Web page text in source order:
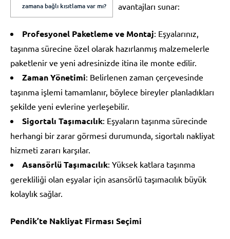
zamana bağlı kısıtlama var mı?
avantajları sunar:
Profesyonel Paketleme ve Montaj: Eşyalarınız,
taşınma sürecine özel olarak hazırlanmış malzemelerle
paketlenir ve yeni adresinizde itina ile monte edilir.
Zaman Yönetimi: Belirlenen zaman çerçevesinde
taşınma işlemi tamamlanır, böylece bireyler planladıkları
şekilde yeni evlerine yerleşebilir.
Sigortalı Taşımacılık: Eşyaların taşınma sürecinde
herhangi bir zarar görmesi durumunda, sigortalı nakliyat
hizmeti zararı karşılar.
Asansörlü Taşımacılık: Yüksek katlara taşınma
gerekliliği olan eşyalar için asansörlü taşımacılık büyük
kolaylık sağlar.
Pendik’te Nakliyat Firması Seçimi